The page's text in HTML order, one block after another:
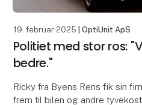
19. februar 2025 | OptiUnit ApS
Politiet med stor ros:
bedre."
Ricky fra Byens Rens fik sin
frem til bilen og andre